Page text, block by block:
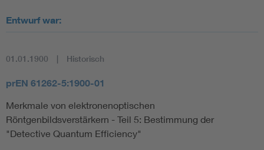
Entwurf war:
01.01.1900 Historisch
prEN 61262-5:1900-01
Merkmale von elektronenoptischen
Röntgenbildsverstärkern - Teil 5: Bestimmung der
"Detective Quantum Efficiency"